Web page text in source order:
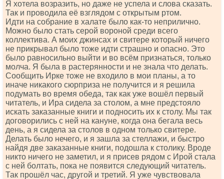
Я хотела возразить, но даже не успела и слова сказать.
Так и проводила её взглядом с открытым ртом.
Идти на собрание в халате было как-то неприлично.
Можно было стать серой вороной среди всего
коллектива. А моих джинсах и свитере который ничего
не прикрывал было тоже идти страшно и опасно. Это
было равносильно выйти и во всём признаться, только
молча. Я была в растерянности и не знала что делать.
Сообщить Ирке тоже не входило в мои планы, а то
иначе никакого сюрприза не получится и я решила
подумать во время обеда, так как уже вошёл первый
читатель, и Ира сидела за столом, а мне предстояло
искать заказанные книги и подносить их к столу. Мы так
договорились с ней на кануне, когда она бегала весь
день, а я сидела за столов в одном только свитере.
Делать было нечего, и я зашла за стеллажи, и быстро
найдя две заказанные книги, подошла к столику. Вроде
никто ничего не заметил, и я присев рядом с Ирой стала
с ней болтать, пока не появится следующий читатель.
Так прошёл час, другой и третий. Я уже чувствовала